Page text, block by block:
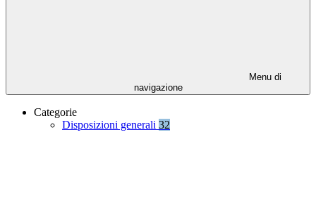
Menu di
navigazione
Categorie
Disposizioni generali 32